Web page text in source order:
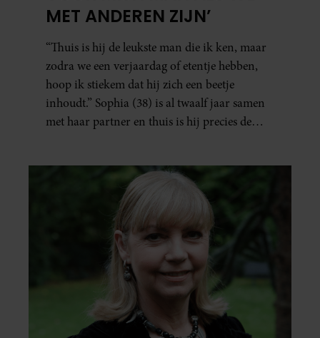
MET ANDEREN ZIJN’
“Thuis is hij de leukste man die ik ken, maar
zodra we een verjaardag of etentje hebben,
hoop ik stiekem dat hij zich een beetje
inhoudt.” Sophia (38) is al twaalf jaar samen
met haar partner en thuis is hij precies de
vaker schaamt zodra ze samen onder de